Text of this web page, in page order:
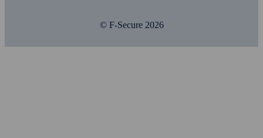
© F-Secure 2026